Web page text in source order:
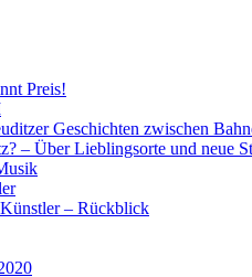
Preis!
Geschichten zwischen
– Über Lieblingsorte und neue
– Rückblick